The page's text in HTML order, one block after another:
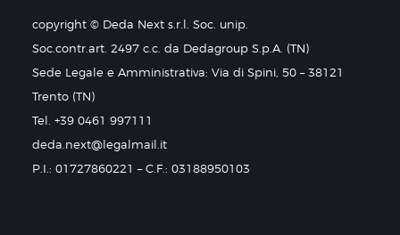
copyright © Deda Next s.r.l. Soc. unip.
Soc.contr.art. 2497 c.c. da Dedagroup S.p.A. (TN)
Sede Legale e Amministrativa: Via di Spini, 50 – 38121
Trento (TN)
Tel. +39 0461 997111
deda.next@legalmail.it
P.I.: 01727860221 – C.F.: 03188950103